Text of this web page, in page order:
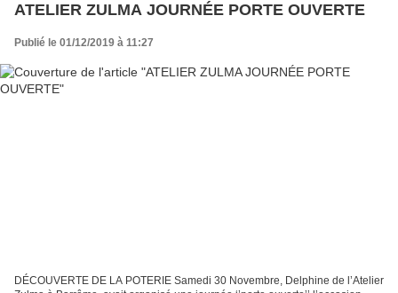
ATELIER ZULMA JOURNÉE PORTE OUVERTE
Publié le 01/12/2019 à 11:27
DÉCOUVERTE DE LA POTERIE Samedi 30 Novembre, Delphine de l’Atelier